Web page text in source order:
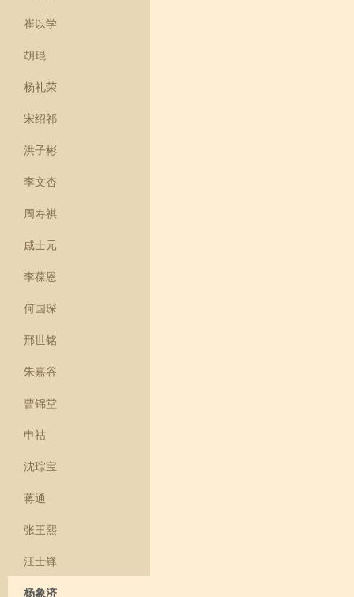
崔以学
胡琨
杨礼荣
宋绍祁
洪子彬
李文杏
周寿祺
戚士元
李葆恩
何国琛
邢世铭
朱嘉谷
曹锦堂
申祜
沈琮宝
蒋通
张王熙
汪士铎
杨象济